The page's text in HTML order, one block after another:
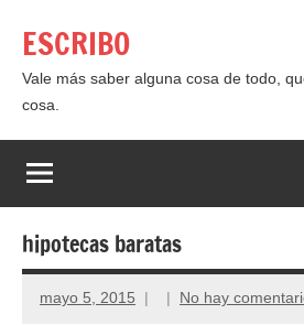
contenido
ESCRIBO
Vale más saber alguna cosa de todo,
cosa.
hipotecas baratas
mayo 5, 2015 No hay